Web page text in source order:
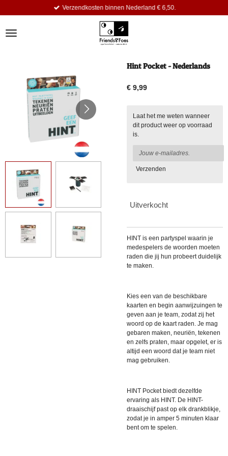
de
Verzendkosten binnen Nederland € 6,50.
Hint Pocket - Nederlands
€ 9,99
Laat het me weten wanneer
dit product weer op voorraad
is.
Verzenden
Uitverkocht
HINT is een partyspel waarin je
medespelers de woorden moeten
raden die jij hun probeert duidelijk
te maken.
Kies een van de beschikbare
kaarten en begin aanwijzuingen te
geven aan je team, zodat zij het
woord op de kaart raden. Je mag
gebaren maken, neuriën, tekenen
en zelfs praten, maar opgelet, er is
altijd een woord dat je team niet
mag gebruiken.
HINT Pocket biedt dezelfde
ervaring als HINT. De HINT-
draaischijf past op elk drankblikje,
zodat je in amper 5 minuten klaar
bent om te spelen.